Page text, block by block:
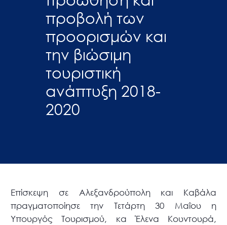
προβολή των
προορισμών και
την βιώσιμη
τουριστική
ανάπτυξη 2018-
2020
Επίσκεψη σε Αλεξανδρούπολη και Καβάλα
πραγματοποίησε την Τετάρτη 30 Μαΐου η
Υπουργός Τουρισμού, κα Έλενα Κουντουρά,